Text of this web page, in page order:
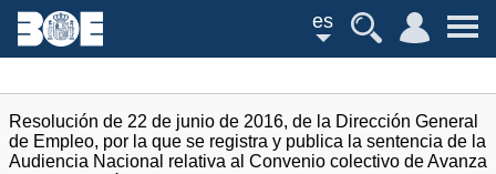
es
Resolución de 22 de junio de 2016, de la Dirección General
de Empleo, por la que se registra y publica la sentencia de la
Audiencia Nacional relativa al Convenio colectivo de Avanza